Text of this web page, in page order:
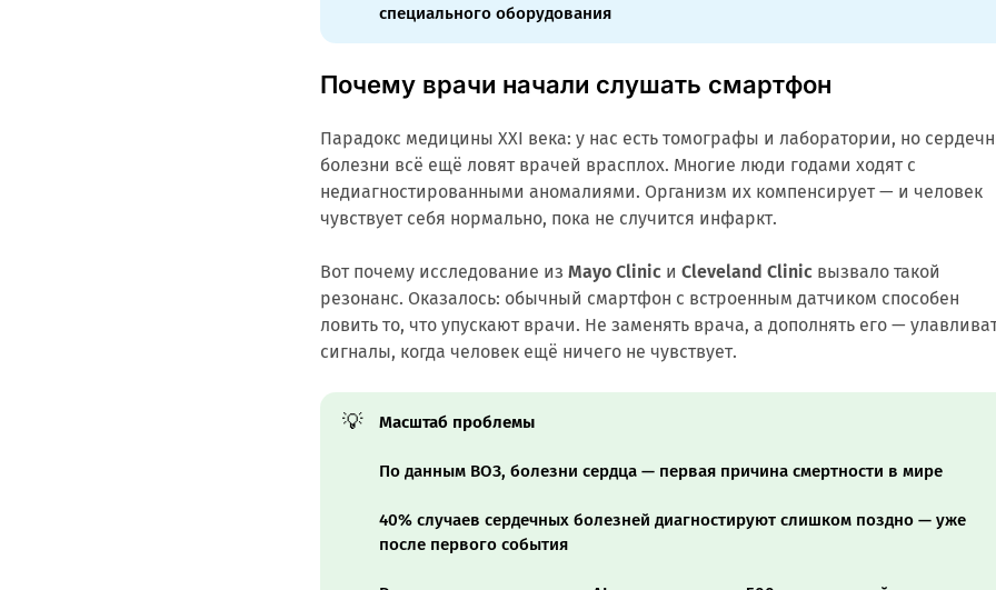
специального оборудования
Почему врачи начали слушать смартфон
Парадокс медицины XXI века: у нас есть томографы и лаборатории, но
болезни всё ещё ловят врачей врасплох. Многие люди годами ходят с
недиагностированными аномалиями. Организм их компенсирует — и человек
чувствует себя нормально, пока не случится инфаркт.
Вот почему исследование изMayo Clinic иCleveland Clinic вызвало такой
резонанс. Оказалось: обычный смартфон с встроенным датчиком способен
ловить то, что упускают врачи. Не заменять врача, а дополнять его —
сигналы, когда человек ещё ничего не чувствует.
💡 Масштаб проблемы
По данным ВОЗ, болезни сердца — первая причина смертности в мире
40% случаев сердечных болезней диагностируют слишком поздно — уже
после первого события